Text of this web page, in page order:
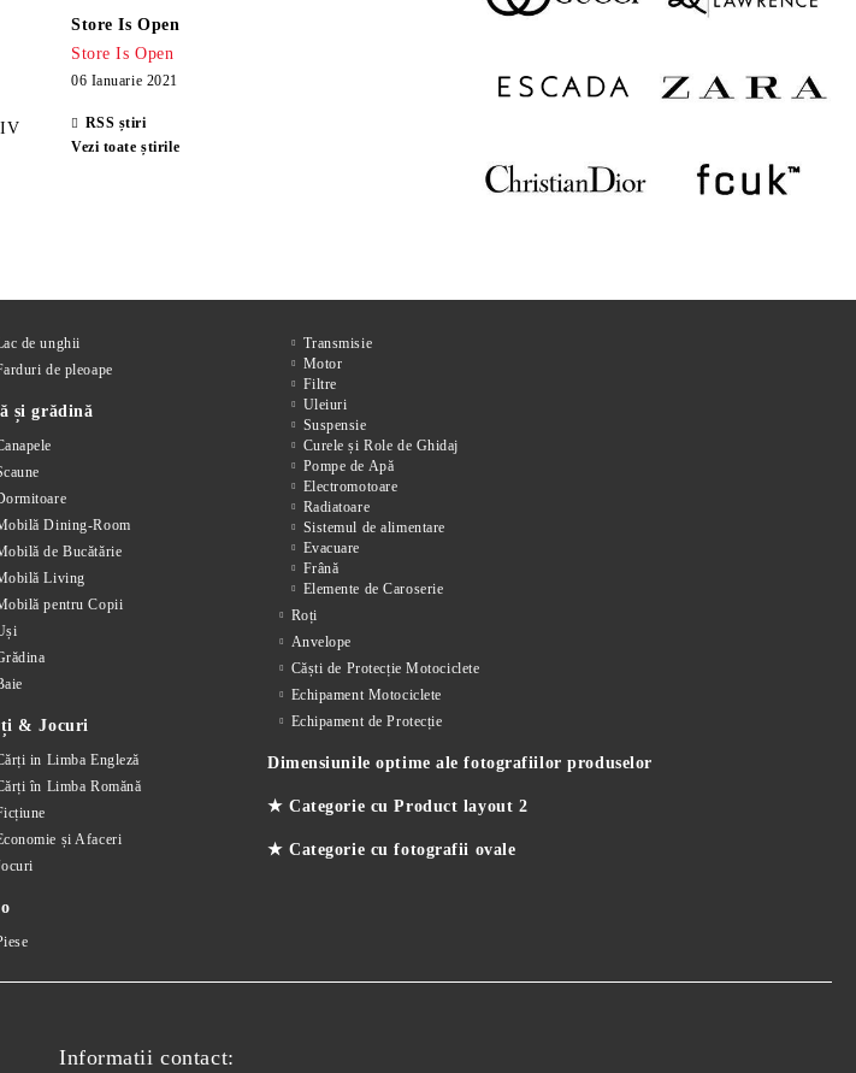
Store Is Open
Store Is Open
06 Ianuarie 2021
RSS știri
Vezi toate știrile
de unghii
de pleoape
și grădină
Dining-Room
de Bucătărie
Living
pentru Copii
& Jocuri
in Limba Engleză
în Limba Romănă
și Afaceri
Transmisie
Motor
Filtre
Uleiuri
Suspensie
Curele și Role de Ghidaj
Pompe de Apă
Electromotoare
Radiatoare
Sistemul de alimentare
Evacuare
Frână
Elemente de Caroserie
Roți
Anvelope
Căști de Protecție Motociclete
Echipament Motociclete
Echipament de Protecție
Dimensiunile optime ale fotografiilor produselor
★ Categorie cu Product layout 2
★ Categorie cu fotografii ovale
Informatii contact: